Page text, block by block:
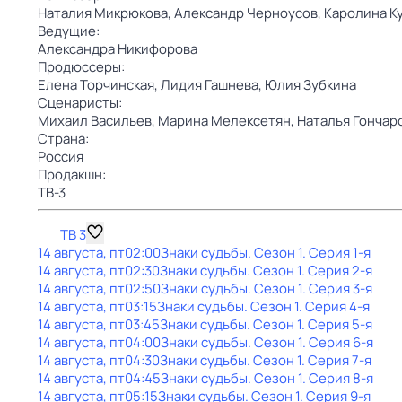
Наталия Микрюкова,Александр Черноусов, Каролина
Ведущие:
Александра Никифорова
Продюссеры:
Елена Торчинская,Лидия Гашнева, Юлия Зубкина
Сценаристы:
Михаил Васильев, Марина Мелексетян, Наталья
Страна:
Россия
Продакшн:
ТВ-3
ТВ 3
14 августа, пт02:00Знаки cyдьбы. Сезон 1. Серия 1-я
14 августа, пт02:30Знаки cyдьбы. Сезон 1. Серия 2-я
14 августа, пт02:50Знаки cyдьбы. Сезон 1. Серия 3-я
14 августа, пт03:15Знаки cyдьбы. Сезон 1. Серия 4-я
14 августа, пт03:45Знаки cyдьбы. Сезон 1. Серия 5-я
14 августа, пт04:00Знаки cyдьбы. Сезон 1. Серия 6-я
14 августа, пт04:30Знаки cyдьбы. Сезон 1. Серия 7-я
14 августа, пт04:45Знаки cyдьбы. Сезон 1. Серия 8-я
14 августа, пт05:15Знаки cyдьбы. Сезон 1. Серия 9-я